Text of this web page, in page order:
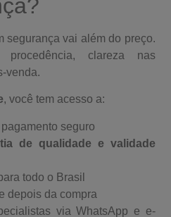
segurança vai além do preço.
procedência, clareza nas
venda.
, você tem acesso a:
seguro
de qualidade e validade
todo o Brasil
depois da compra
via WhatsApp e e-